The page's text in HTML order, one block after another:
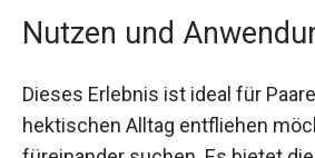
Nutzen und
Dieses Erlebnis ist ideal für
hektischen Alltag entfliehen